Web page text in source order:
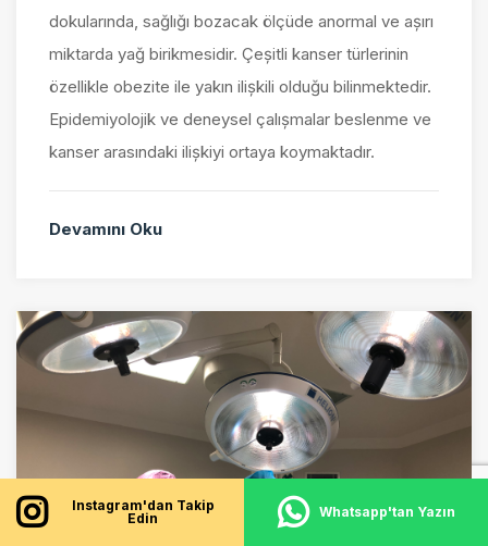
dokularında, sağlığı bozacak ölçüde anormal ve aşırı
miktarda yağ birikmesidir. Çeşitli kanser türlerinin
özellikle obezite ile yakın ilişkili olduğu bilinmektedir.
Epidemiyolojik ve deneysel çalışmalar beslenme ve
kanser arasındaki ilişkiyi ortaya koymaktadır.
Devamını Oku
Instagram'dan Takip
Edin
Whatsapp'tan Yazın